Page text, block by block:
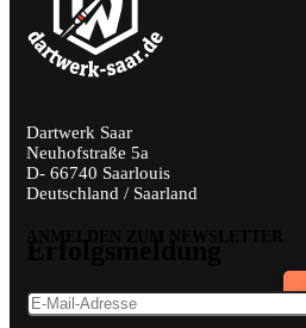
Dartwerk Saar
Neuhofstraße 5a
D- 66740 Saarlouis
Deutschland / Saarland